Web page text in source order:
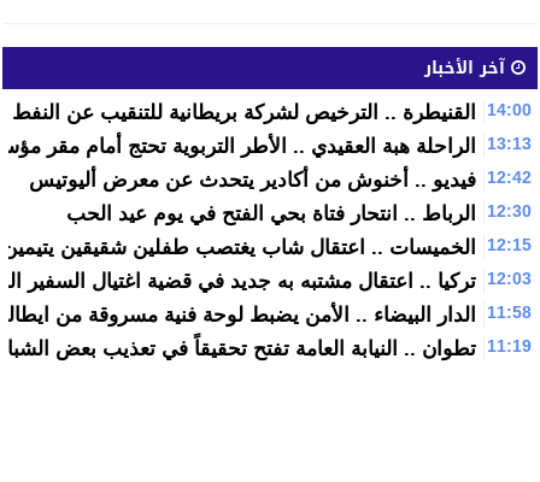
آخر الأخبار
14:00 القنيطرة .. الترخيص لشركة بريطانية للتنقيب عن النفط
13:13 الراحلة هبة العقيدي .. الأطر التربوية تحتج أمام مقر
12:42 فيديو .. أخنوش من أكادير يتحدث عن معرض أليوتيس
12:30 الرباط .. انتحار فتاة بحي الفتح في يوم عيد الحب
12:15 الخميسات .. اعتقال شاب يغتصب طفلين شقيقين يتيمين
12:03 تركيا .. اعتقال مشتبه به جديد في قضية اغتيال السفير
11:58 الدار البيضاء .. الأمن يضبط لوحة فنية مسروقة من ايطاليا قيمتها
11:19 تطوان .. النيابة العامة تفتح تحقيقاً في تعذيب بعض